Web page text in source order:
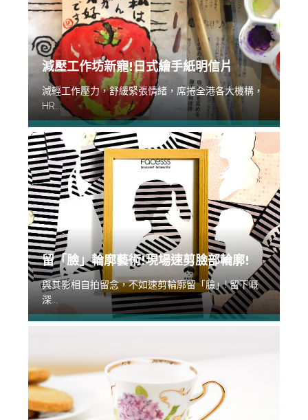
減壓工作坊新寵!日式繪手紙明信片
減輕工作壓力，舒緩緊張情緒，席捲全港各大機構，
HR...
留「臉」輪廓藝術!現場速剪臉部輪廓!
與其影相自拍留念，不如速剪輪廓留「臉」! 留下嘅
深...